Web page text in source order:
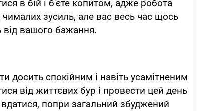
в бій і б'єте копитом, адже робота
зусиль, але вас весь час щось
від вашого бажання.
досить спокійним і навіть усамітненим
від життєвих бур і провести цей день
попри загальний збуджений